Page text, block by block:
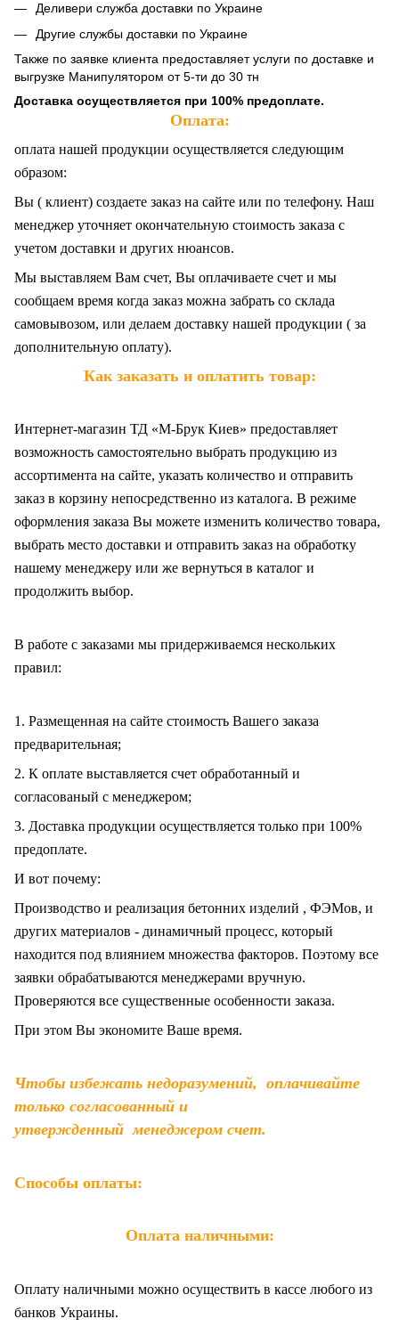
Деливери служба доставки по Украине
Другие службы доставки по Украине
Также по заявке клиента предоставляет услуги по доставке и
выгрузке Манипулятором от 5-ти до 30 тн
Доставка осуществляется при 100% предоплате.
Оплата:
оплата нашей продукции осуществляется следующим
образом:
Вы ( клиент) создаете заказ на сайте или по телефону. Наш
менеджер уточняет окончательную стоимость заказа с
учетом доставки и других нюансов.
Мы выставляем Вам счет, Вы оплачиваете счет и мы
сообщаем время когда заказ можна забрать со склада
самовывозом, или делаем доставку нашей продукции ( за
дополнительную оплату).
Как заказать и оплатить товар:
Интернет-магазин ТД «М-Брук Киев» предоставляет
возможность самостоятельно выбрать продукцию из
ассортимента на сайте, указать количество и отправить
заказ в корзину непосредственно из каталога. В режиме
оформления заказа Вы можете изменить количество товара,
выбрать место доставки и отправить заказ на обработку
нашему менеджеру или же вернуться в каталог и
продолжить выбор.
В работе с заказами мы придерживаемся нескольких
правил:
1. Размещенная на сайте стоимость Вашего заказа
предварительная;
2. К оплате выставляется счет обработанный и
согласованый с менеджером;
3. Доставка продукции осуществляется только при 100%
предоплате.
И вот почему:
Производство и реализация бетонних изделий , ФЭМов, и
других материалов - динамичный процесс, который
находится под влиянием множества факторов. Поэтому все
заявки обрабатываются менеджерами вручную.
Проверяются все существенные особенности заказа.
При этом Вы экономите Ваше время.
Чтобы избежать недоразумений, оплачивайте
только согласованный и
утвержденный менеджером счет.
Способы оплаты:
Оплата наличными:
Оплату наличными можно осуществить в кассе любого из
банков Украины.